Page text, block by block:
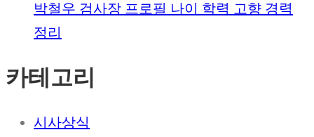
박철우 검사장 프로필 나이 학력 고향 경력
정리
카테고리
시사상식